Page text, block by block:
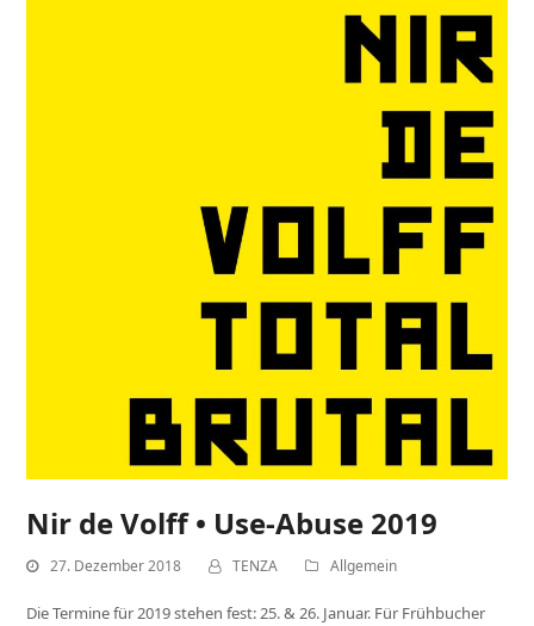
Nir de Volff • Use-Abuse 2019
27. Dezember 2018 TENZA Allgemein
Die Termine für 2019 stehen fest: 25. & 26. Januar. Für Frühbucher